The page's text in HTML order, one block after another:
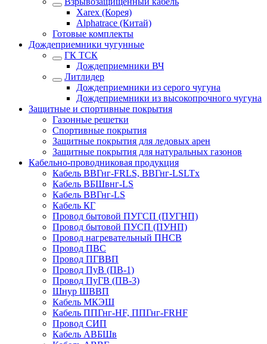
Xarex (Корея)
Alphatrace (Китай)
Готовые комплекты
Дождеприемники чугунные
ГК ТСК
Дождеприемники ВЧ
Литлидер
Дождеприемники из серого чугуна
Дождеприемники из высокопрочного чугуна
Защитные и спортивные покрытия
Газонные решетки
Спортивные покрытия
Защитные покрытия для ледовых арен
Защитные покрытия для натуральных газонов
Кабельно-проводниковая продукция
Кабель ВВГнг-FRLS, ВВГнг-LSLTx
Кабель ВБШвнг-LS
Кабель ВВГнг-LS
Кабель КГ
Провод бытовой ПУГСП (ПУГНП)
Провод бытовой ПУСП (ПУНП)
Провод нагревательный ПНСВ
Провод ПВС
Провод ПГВВП
Провод ПуВ (ПВ-1)
Провод ПуГВ (ПВ-3)
Шнур ШВВП
Кабель МКЭШ
Кабель ППГнг-HF, ППГнг-FRHF
Провод СИП
Кабель АВБШв